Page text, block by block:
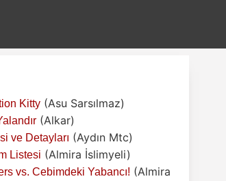
Kitty (Asu Sarsılmaz)
(Alkar)
ve Detayları (Aydın Mtc)
Listesi (Almira İslimyeli)
vs. Cebimdeki Yabancı! (Almira